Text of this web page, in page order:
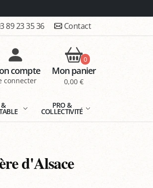
89 23 35 36 Contact
compte
connecter
0
Mon panier
0,00 €
& PRO &
COLLECTIVITÉ
d'Alsace